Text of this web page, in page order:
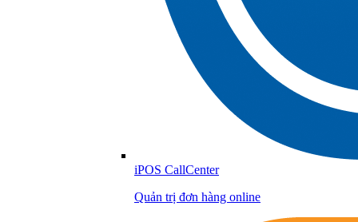
iPOS CallCenter
Quản trị đơn hàng online